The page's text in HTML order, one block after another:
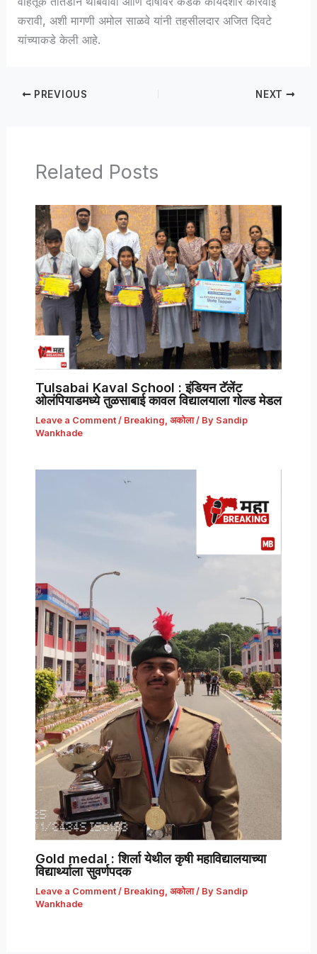
करावी, अशी मागणी अमोल साळवे यांनी तहसीलदार अजित दिवटे
यांच्याकडे केली आहे.
PREVIOUS NEXT
Related Posts
Tulsabai Kaval School : इंडियन टॅलेंट
ओलंपियाडमध्ये तुळसाबाई कावल विद्यालयाला गोल्ड मेडल
Leave a Comment / Breaking, अकोला/ By Sandip
Wankhade
Gold medal : शिर्ला येथील कृषी महाविद्यालयाच्या
विद्यार्थ्याला सुवर्णपदक
Leave a Comment / Breaking, अकोला/ By Sandip
Wankhade